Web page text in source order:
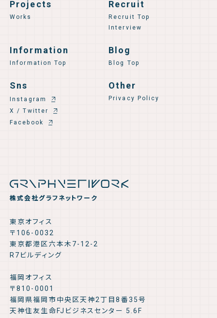
株式会社グラフネットワーク
東京オフィス
〒106-0032
東京都港区六本木7-12-2
R7ビルディング
福岡オフィス
〒810-0001
福岡県福岡市中央区天神2丁目8番35号
天神住友生命FJビジネスセンター 5.6F
Projects
Works
Recruit
Recruit Top
Interview
Information
Information Top
Blog
Blog Top
Sns
Instagram
X / Twitter
Facebook
Other
Privacy Policy